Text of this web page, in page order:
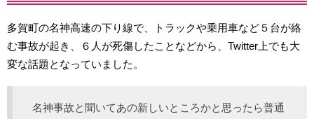
多賀町の名神高速の下り線で、トラックや乗用車など５台が絡
む事故が起き、６人が死傷したことなどから、Twitter上でも大
変な話題となっていました。
名神事故と聞いてあの新しいところかと思ったら普通